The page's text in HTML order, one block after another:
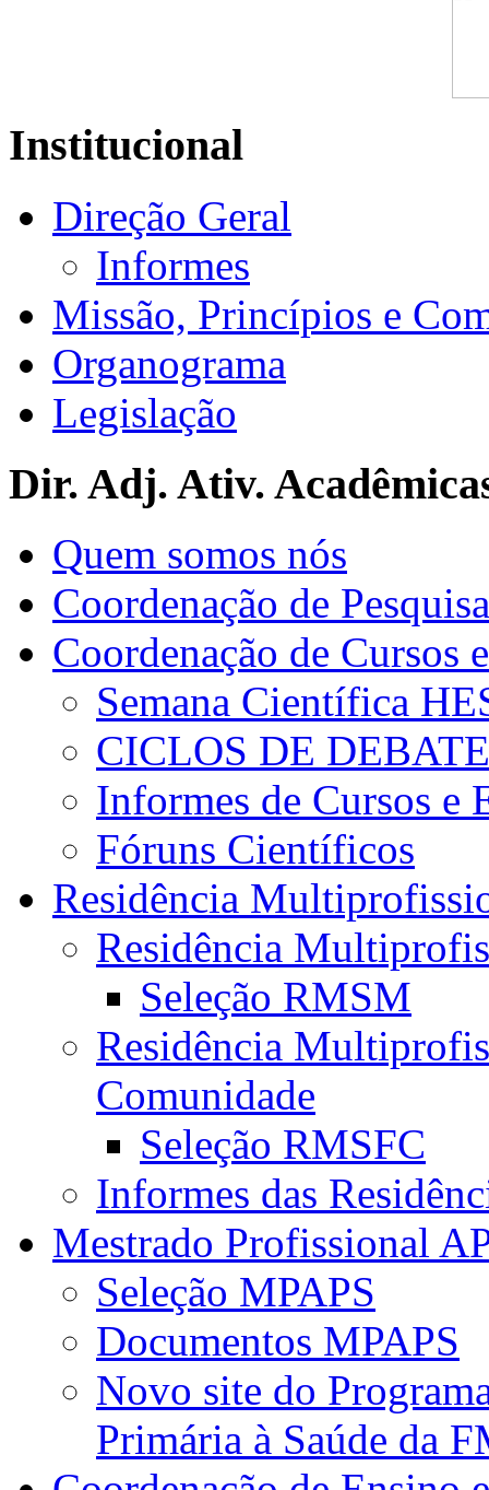
Institucional
Direção Geral
Informes
Missão, Princípios e
Organograma
Legislação
Dir. Adj. Ativ.
Quem somos nós
Coordenação de Pesquisa
Coordenação de Cursos
Semana Científica
CICLOS DE
Informes de Cursos e
Fóruns Científicos
Residência
Residência
Seleção RMSM
Residência
Comunidade
Seleção RMSFC
Informes das
Mestrado Profissional
Seleção MPAPS
Documentos MPAPS
Novo site do
Primária à Saúde da